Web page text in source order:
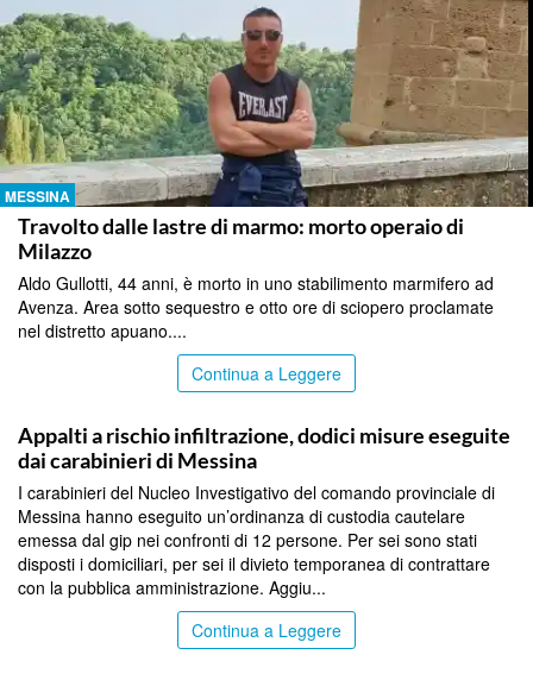
MESSINA
Travolto dalle lastre di marmo: morto operaio di
Milazzo
Aldo Gullotti, 44 anni, è morto in uno stabilimento marmifero ad
Avenza. Area sotto sequestro e otto ore di sciopero proclamate
nel distretto apuano....
Continua a Leggere
Appalti a rischio infiltrazione, dodici misure eseguite
dai carabinieri di Messina
I carabinieri del Nucleo Investigativo del comando provinciale di
Messina hanno eseguito un’ordinanza di custodia cautelare
emessa dal gip nei confronti di 12 persone. Per sei sono stati
disposti i domiciliari, per sei il divieto temporanea di contrattare
con la pubblica amministrazione. Aggiu...
Continua a Leggere